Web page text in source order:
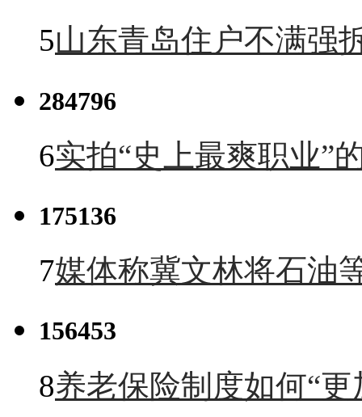
5山东青岛住户不满强
284796
6实拍“史上最爽职业”
175136
7媒体称冀文林将石油
156453
8养老保险制度如何“